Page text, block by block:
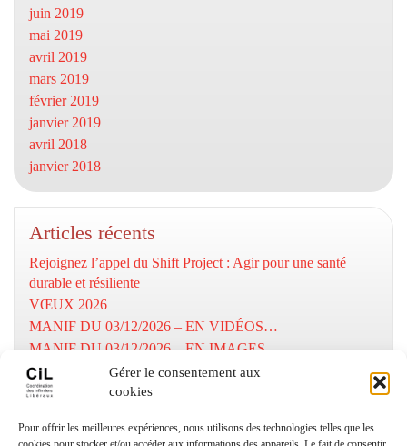
Gérer le consentement aux
cookies
Pour offrir les meilleures expériences, nous utilisons des technologies telles que les
juin 2019
mai 2019
avril 2019
mars 2019
février 2019
janvier 2019
avril 2018
janvier 2018
Articles récents
Rejoignez l’appel du Shift Project : Agir pour une santé
durable et résiliente
VŒUX 2026
MANIF DU 03/12/2026 – EN VIDÉOS…
MANIF DU 03/12/2026 – EN IMAGES…
MOBILISATION DU 03/12/2025
Numéros utiles